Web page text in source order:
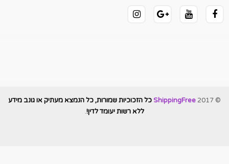
© 2017
ShippingFreeכל הזכוכיות שמורות, כל הנמצא מעתיק או גונב מידע
ללא רשות יעומד לדין!.